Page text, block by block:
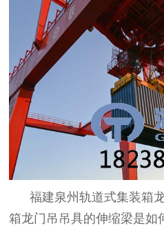
福建泉州轨道式集装箱
箱龙门吊吊具的伸缩梁是如